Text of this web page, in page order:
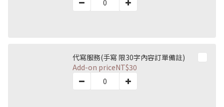
代寫服務(手寫 限30字內容訂單備註)
Add-on priceNT$30